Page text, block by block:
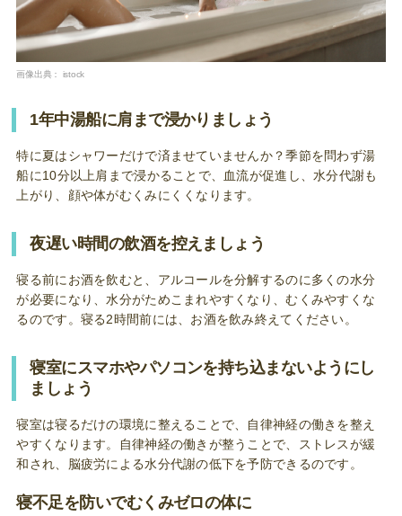
画像出典： istock
1年中湯船に肩まで浸かりましょう
特に夏はシャワーだけで済ませていませんか？季節を問わず湯
船に10分以上肩まで浸かることで、血流が促進し、水分代謝も
上がり、顔や体がむくみにくくなります。
夜遅い時間の飲酒を控えましょう
寝る前にお酒を飲むと、アルコールを分解するのに多くの水分
が必要になり、水分がためこまれやすくなり、むくみやすくな
るのです。寝る2時間前には、お酒を飲み終えてください。
寝室にスマホやパソコンを持ち込まないようにし
ましょう
寝室は寝るだけの環境に整えることで、自律神経の働きを整え
やすくなります。自律神経の働きが整うことで、ストレスが緩
和され、脳疲労による水分代謝の低下を予防できるのです。
寝不足を防いでむくみゼロの体に